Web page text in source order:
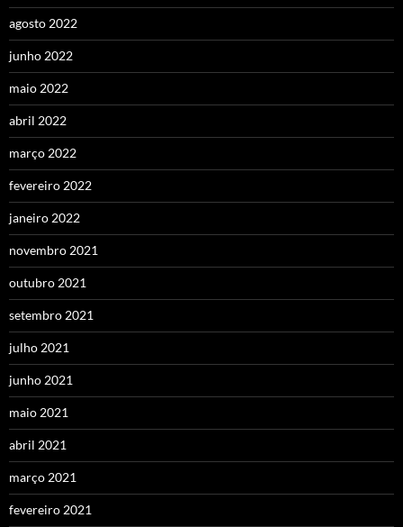
agosto 2022
junho 2022
maio 2022
abril 2022
março 2022
fevereiro 2022
janeiro 2022
novembro 2021
outubro 2021
setembro 2021
julho 2021
junho 2021
maio 2021
abril 2021
março 2021
fevereiro 2021